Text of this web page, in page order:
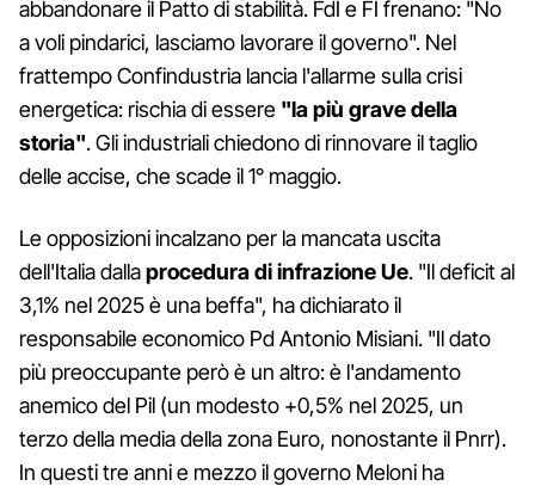
abbandonare il Patto di stabilità. FdI e FI frenano: "No
a voli pindarici, lasciamo lavorare il governo". Nel
frattempo Confindustria lancia l'allarme sulla crisi
energetica: rischia di essere "la più grave della
storia". Gli industriali chiedono di rinnovare il taglio
delle accise, che scade il 1° maggio.
Le opposizioni incalzano per la mancata uscita
dell'Italia dallaprocedura di infrazione Ue. "Il deficit al
3,1% nel 2025 è una beffa", ha dichiarato il
responsabile economico Pd Antonio Misiani. "Il dato
più preoccupante però è un altro: è l'andamento
anemico del Pil (un modesto +0,5% nel 2025, un
terzo della media della zona Euro, nonostante il Pnrr).
In questi tre anni e mezzo il governo Meloni ha